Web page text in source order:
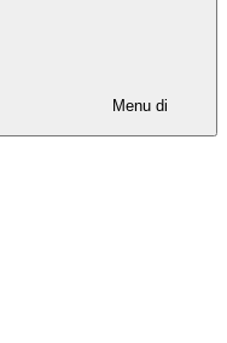
Menu di